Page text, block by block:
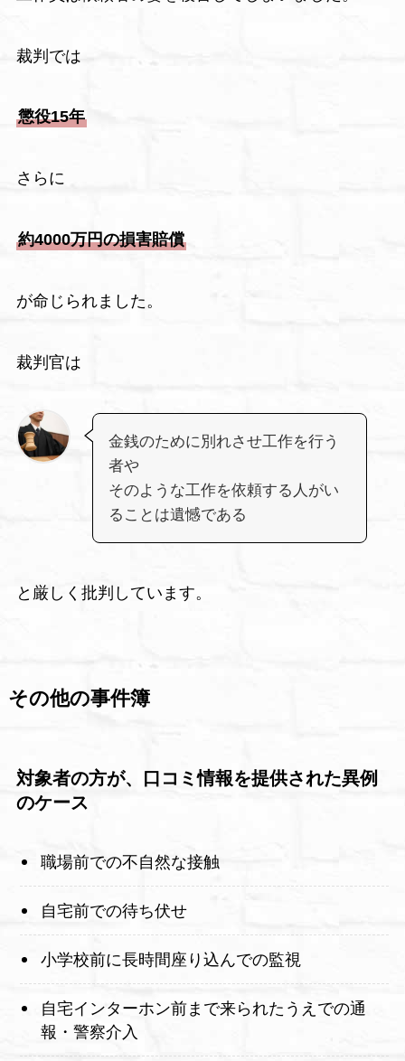
裁判では
懲役15年
さらに
約4000万円の損害賠償
が命じられました。
裁判官は
金銭のために別れさせ工作を行う
者や
そのような工作を依頼する人がい
ることは遺憾である
と厳しく批判しています。
その他の事件簿
対象者の方が、口コミ情報を提供された異例
のケース
職場前での不自然な接触
自宅前での待ち伏せ
小学校前に長時間座り込んでの監視
自宅インターホン前まで来られたうえでの通
報・警察介入